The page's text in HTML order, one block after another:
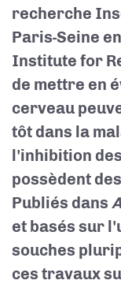
recherche
Paris-Seine
Institute for
de mettre en
cerveau
tôt dans la
l'inhibition
possèdent
Publiés dans
et basés sur
souches
ces travaux